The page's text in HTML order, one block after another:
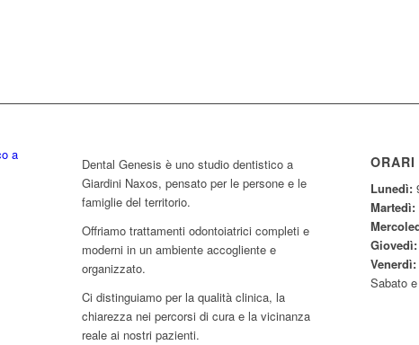
Dental Genesis è uno studio dentistico a
Giardini Naxos, pensato per le persone e le
famiglie del territorio.
Offriamo trattamenti odontoiatrici completi e
moderni in un ambiente accogliente e
organizzato.
Ci distinguiamo per la qualità clinica, la
chiarezza nei percorsi di cura e la vicinanza
reale ai nostri pazienti.
ORARI
Lunedì:
Martedì:
Giovedì:
Venerdì:
Sabato